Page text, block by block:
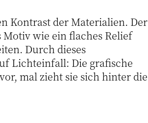
Kontrast der Materialien. Der
wie ein flaches Relief
Durch dieses
Lichteinfall: Die grafische
mal zieht sie sich hinter die